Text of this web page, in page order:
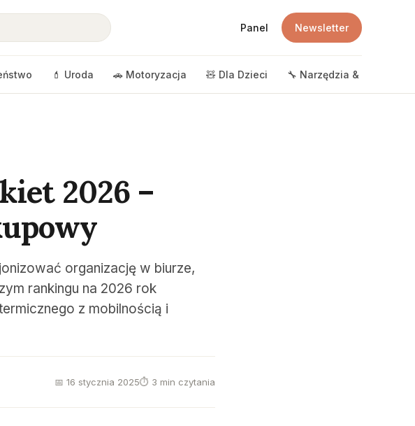
Panel Newsletter
💄 Uroda 🚗 Motoryzacja 🧸 Dla Dzieci 🔧 Narzędzia & DIY
2026 –
organizację w biurze,
rankingu na 2026 rok
z mobilnością i
📅 16 stycznia 2025⏱ 3 min czytania